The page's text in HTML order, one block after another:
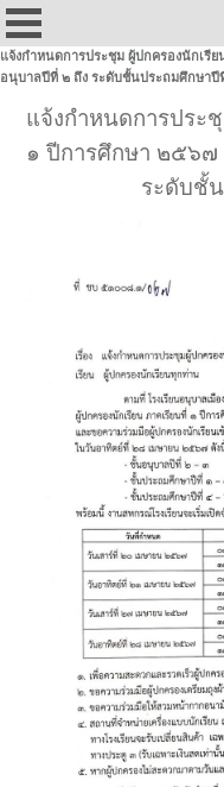
แจ้งกำหนดการประชุม ผู้ปกครองนักเรี
อนุบาลปีที่ ๒ ถึง ระดับชั้นประถมศึกษาปี
แจ้งกำหนดการประ
๑ ปีการศึกษา ๒๕๖
ระดับชั้